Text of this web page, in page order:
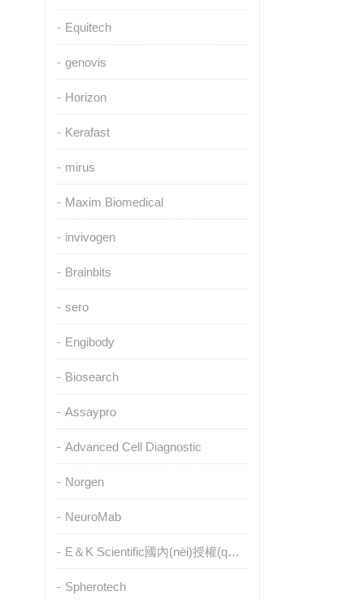
Equitech
genovis
Horizon
Kerafast
mirus
Maxim Biomedical
invivogen
Brainbits
sero
Engibody
Biosearch
Assaypro
Advanced Cell Diagnostic
Norgen
NeuroMab
E＆K Scientific國內(nèi)授權(quán)代理
Spherotech